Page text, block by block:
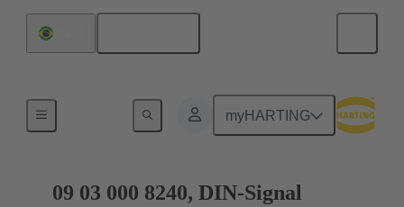
myHARTING
Conjuntos de conectores e cabos
09 03 000 8240, DIN-Signal